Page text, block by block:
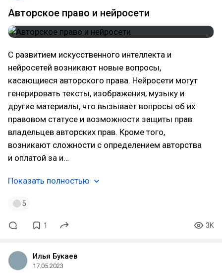
Авторское право и нейросети
С развитием искусственного интеллекта и
нейросетей возникают новые вопросы,
касающиеся авторского права. Нейросети могут
генерировать тексты, изображения, музыку и
другие материалы, что вызывает вопросы об их
правовом статусе и возможности защиты прав
владельцев авторских прав. Кроме того,
возникают сложности с определением авторства
и оплатой за и…
Показать полностью
5
1 3K
Илья Букаев
17.05.2023